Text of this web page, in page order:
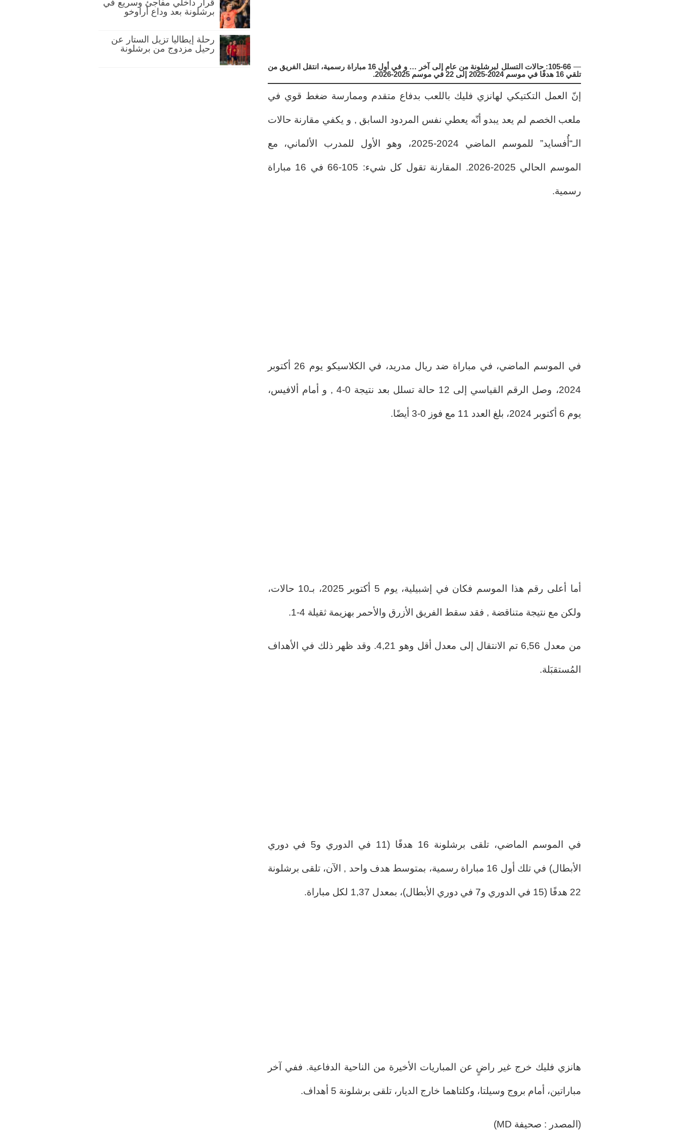
—
105-66: حالات التسلل لبرشلونة من عام إلى آخر … و في أول 16 مباراة رسمية، انتقل الفريق من
تلقي 16 هدفًا في موسم 2024-2025 إلى 22 في موسم 2025-2026.
إنّ العمل التكتيكي لهانزي فليك باللعب بدفاع متقدم وممارسة ضغط قوي في
ملعب الخصم لم يعد يبدو أنّه يعطي نفس المردود السابق , و يكفي مقارنة حالات
الـ“أُفسايد” للموسم الماضي 2024-2025، وهو الأول للمدرب الألماني، مع
الموسم الحالي 2025-2026. المقارنة تقول كل شيء: 105-66 في 16 مباراة
رسمية.
في الموسم الماضي، في مباراة ضد ريال مدريد، في الكلاسيكو يوم 26 أكتوبر
2024، وصل الرقم القياسي إلى 12 حالة تسلل بعد نتيجة 0-4 , و أمام ألافيس،
يوم 6 أكتوبر 2024، بلغ العدد 11 مع فوز 0-3 أيضًا.
أما أعلى رقم هذا الموسم فكان في إشبيلية، يوم 5 أكتوبر 2025، بـ10 حالات،
ولكن مع نتيجة متناقضة , فقد سقط الفريق الأزرق والأحمر بهزيمة ثقيلة 4-1.
من معدل 6,56 تم الانتقال إلى معدل أقل وهو 4,21. وقد ظهر ذلك في الأهداف
المُستقبَلة.
في الموسم الماضي، تلقى برشلونة 16 هدفًا (11 في الدوري و5 في دوري
الأبطال) في تلك أول 16 مباراة رسمية، بمتوسط هدف واحد , الآن، تلقى برشلونة
22 هدفًا (15 في الدوري و7 في دوري الأبطال)، بمعدل 1,37 لكل مباراة.
هانزي فليك خرج غير راضٍ عن المباريات الأخيرة من الناحية الدفاعية. ففي آخر
مباراتين، أمام بروج وسيلتا، وكلتاهما خارج الديار، تلقى برشلونة 5 أهداف.
(المصدر : صحيفة MD)
قرار داخلي مفاجئ وسريع في
برشلونة بعد وداع أراوخو
رحلة إيطاليا تزيل الستار عن
رحيل مزدوج من برشلونة